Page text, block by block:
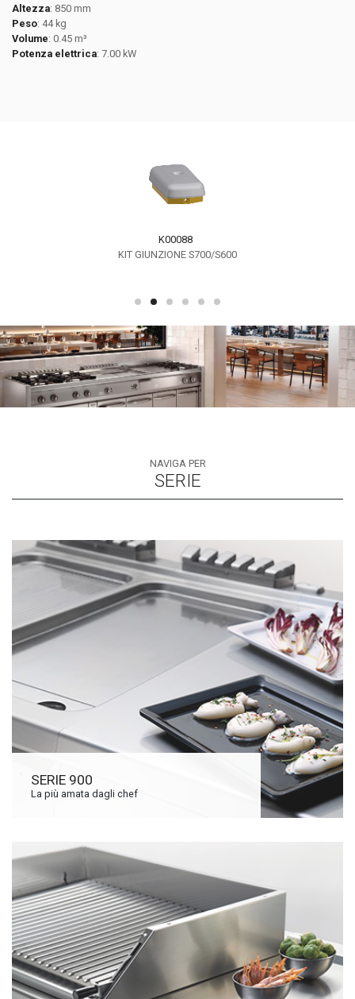
Altezza: 850 mm
Peso: 44 kg
Volume: 0.45 m³
Potenza elettrica: 7.00 kW
K00088
KIT GIUNZIONE S700/S600
NAVIGA PER
SERIE
SERIE 900
La più amata dagli chef